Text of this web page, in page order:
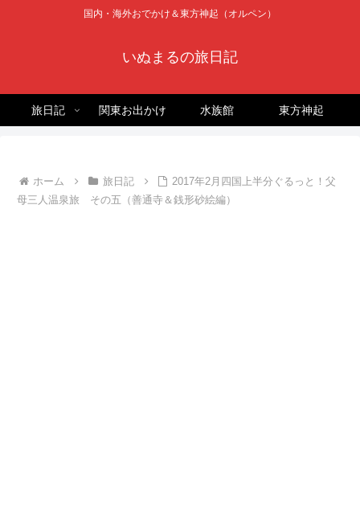
国内・海外おでかけ＆東方神起（オルペン）
いぬまるの旅日記
旅日記 関東お出かけ 水族館 東方神起
ホーム 旅日記
2017年2月四国上半分ぐるっと！父
母三人温泉旅 その五（善通寺＆銭形砂絵編）